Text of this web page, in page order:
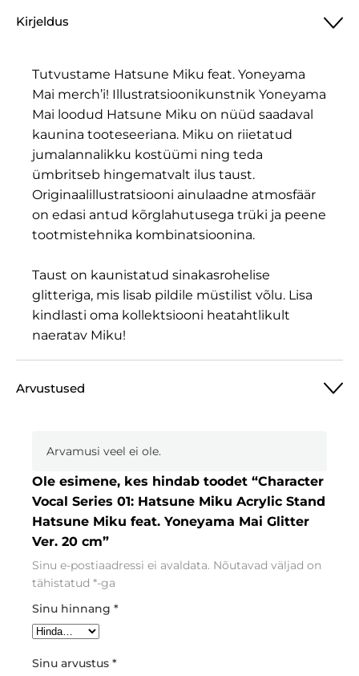
01:
Miku
Acrylic
Stand
Hatsune
Miku
feat.
Yoneyama
Glitter
20
kogus
Kirjeldus
Tutvustame Hatsune Miku feat. Yoneyama
Mai merch’i! Illustratsioonikunstnik Yoneyama
Mai loodud Hatsune Miku on nüüd saadaval
kaunina tooteseeriana. Miku on riietatud
jumalannalikku kostüümi ning teda
ümbritseb hingematvalt ilus taust.
Originaalillustratsiooni ainulaadne atmosfäär
on edasi antud kõrglahutusega trüki ja peene
tootmistehnika kombinatsioonina.
Taust on kaunistatud sinakasrohelise
glitteriga, mis lisab pildile müstilist võlu. Lisa
kindlasti oma kollektsiooni heatahtlikult
naeratav Miku!
Arvustused
Arvamusi veel ei ole.
Ole esimene, kes hindab toodet “Character
Vocal Series 01: Hatsune Miku Acrylic Stand
Hatsune Miku feat. Yoneyama Mai Glitter
Ver. 20 cm”
Sinu e-postiaadressi ei avaldata. Nõutavad väljad on
tähistatud *-ga
Sinu hinnang *
Sinu arvustus *